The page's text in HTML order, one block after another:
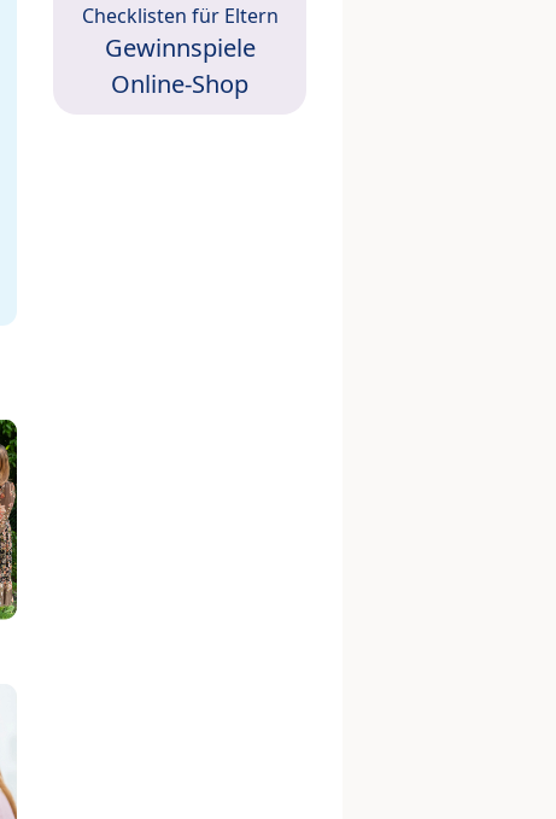
Checklisten für Eltern
Gewinnspiele
Online-Shop